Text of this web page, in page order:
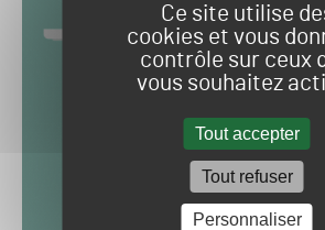
Ce site utilise
cookies et vous
contrôle sur ceux
vous souhaitez
Tout accepter
Tout refuser
Personnaliser